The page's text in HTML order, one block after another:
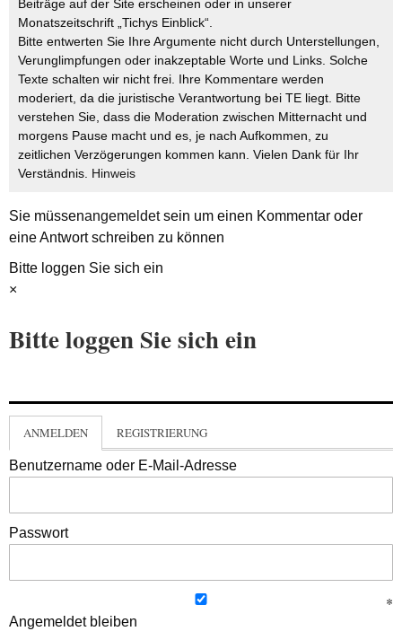
Beiträge auf der Site erscheinen oder in unserer
Monatszeitschrift „Tichys Einblick“.
Bitte entwerten Sie Ihre Argumente nicht durch Unterstellungen,
Verunglimpfungen oder inakzeptable Worte und Links. Solche
Texte schalten wir nicht frei. Ihre Kommentare werden
moderiert, da die juristische Verantwortung bei TE liegt. Bitte
verstehen Sie, dass die Moderation zwischen Mitternacht und
morgens Pause macht und es, je nach Aufkommen, zu
zeitlichen Verzögerungen kommen kann. Vielen Dank für Ihr
Verständnis. Hinweis
Sie müssenangemeldetsein um einen Kommentar oder
eine Antwort schreiben zu können
Bitte loggen Sie sich ein
×
Bitte loggen Sie sich ein
ANMELDEN REGISTRIERUNG
Benutzername oder E-Mail-Adresse
Passwort
Angemeldet bleiben